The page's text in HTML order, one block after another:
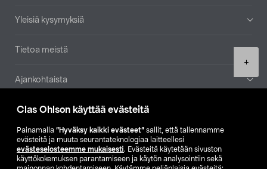
Clas Ohlson käyttää evästeitä
Painamalla ”Hyväksy kaikki evästeet” sallit, että tallennamme
evästeitä ja muuta seurantateknologiaa laitteellesi
evästeselosteemme mukaisesti. Evästeitä käytetään sivuston
käyttökokemuksen parantamiseen ja käytön analysointiin sekä
+
Yleisiä kysymyksiä
Tietoa meistä
Ajankohtaista
Muut yrityksemme
Etsi myymälä